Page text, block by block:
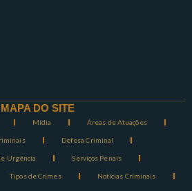
MAPA DO SITE
Mídia Áreas de Atuações
Defesa Criminal
Urgência Serviços Penais
Tipos de Crimes Notícias Criminais